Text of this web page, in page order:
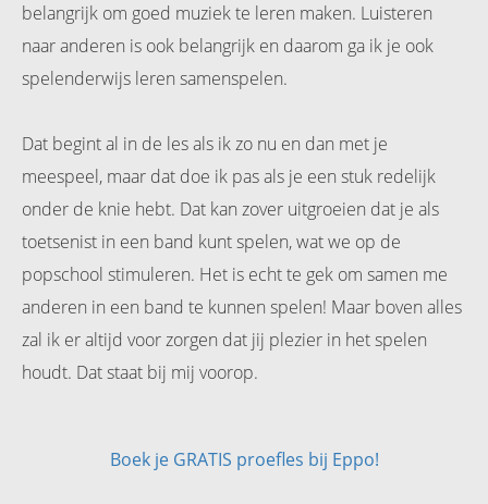
belangrijk om goed muziek te leren maken. Luisteren
naar anderen is ook belangrijk en daarom ga ik je ook
spelenderwijs leren samenspelen.
Dat begint al in de les als ik zo nu en dan met je
meespeel, maar dat doe ik pas als je een stuk redelijk
onder de knie hebt. Dat kan zover uitgroeien dat je als
toetsenist in een band kunt spelen, wat we op de
popschool stimuleren. Het is echt te gek om samen me
anderen in een band te kunnen spelen! Maar boven alles
zal ik er altijd voor zorgen dat jij plezier in het spelen
houdt. Dat staat bij mij voorop.
Boek je GRATIS proefles bij Eppo!